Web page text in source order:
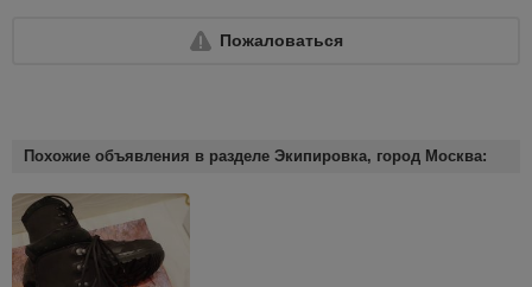
Пожаловаться
Похожие объявления в разделе Экипировка, город Москва: